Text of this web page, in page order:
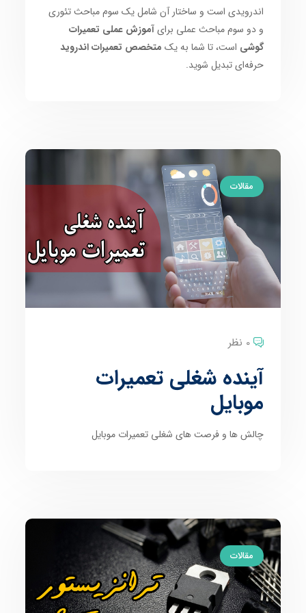
اندرویدی است و ساختار آن شامل یک سوم مباحث تئوری
و دو سوم مباحث عملی برایآموزش عملی تعمیرات
گوشی است، تا شما به یک متخصص تعمیرات اندروید
حرفه‌ای تبدیل شوید.
مقالات
0 نظر
آینده شغلی تعمیرات
موبایل
چالش ها و فرصت های شغلی تعمیرات موبایل
مقالات